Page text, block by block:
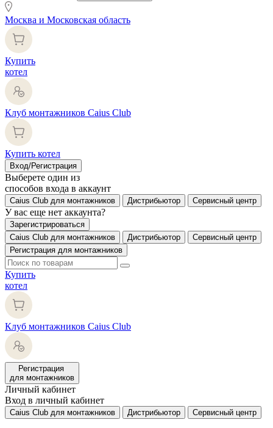
Москва и Московская область
Купить
котел
Клуб монтажников Caius Club
Купить котел
Вход/Регистрация
Выберете один из
способов входа в аккаунт
Caius Club для монтажников Дистрибьютор Сервисный центр
У вас еще нет аккаунта?
Зарегистрироваться
Caius Club для монтажников
Дистрибьютор
Сервисный центр
Регистрация для монтажников
Купить
котел
Клуб монтажников Caius Club
Регистрация
для монтажников
Личный кабинет
Вход в личный кабинет
Caius Club для монтажников Дистрибьютор Сервисный центр